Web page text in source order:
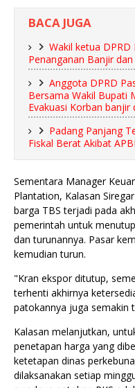
BACA JUGA
Wakil ketua
Penanganan Banjir
Anggota DPRD
Bersama Wakil Bupati
Evakuasi Korban banjir
Padang Panjang
Fiskal Berat Akibat
Sementara Manager
Plantation, Kalasan
barga TBS terjadi pada
pemerintah untuk
dan turunannya. Pasar
kemudian turun.
"Kran ekspor ditutup,
terhenti akhirnya
patokannya juga semakin
Kalasan melanjutkan,
penetapan harga yang
ketetapan dinas
dilaksanakan setiap